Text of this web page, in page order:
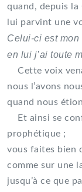
quand, depuis la
lui parvint une
Celui-ci est
en lui j’ai toute
Cette voix
nous l’avons
quand nous
Et ainsi se
prophétique ;
vous faites bien
comme sur une
jusqu’à ce que